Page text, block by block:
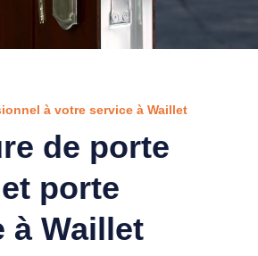
à votre service à Waillet
de porte
porte
à Waillet